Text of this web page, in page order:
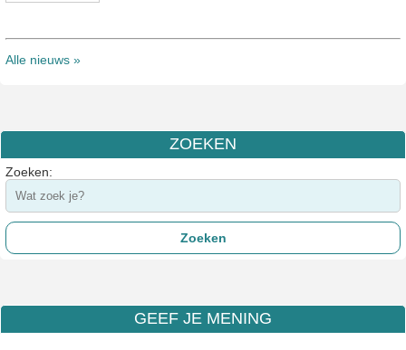
Alle nieuws »
ZOEKEN
Zoeken:
GEEF JE MENING